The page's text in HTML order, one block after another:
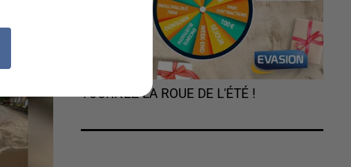
TOURNEZ LA ROUE DE L'ÉTÉ !